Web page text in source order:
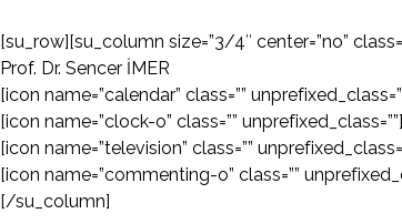
[su_row][su_column size=”3/4″ center=”no”
Prof. Dr. Sencer İMER
[icon name=”calendar” class=””
[icon name=”clock-o” class=””
[icon name=”television” class=””
[icon name=”commenting-o” class=””
[/su_column]